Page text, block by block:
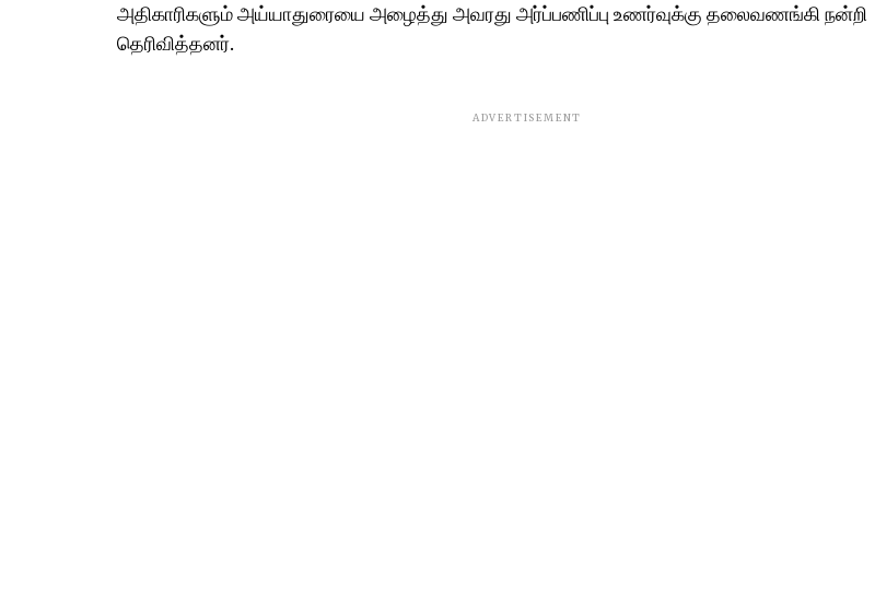
அதிகாரிகளும் அய்யாதுரையை அழைத்து அவரது அர்ப்பணிப்பு உணர்வுக்கு தலைவணங்கி நன்றி
தெரிவித்தனர்.
ADVERTISEMENT